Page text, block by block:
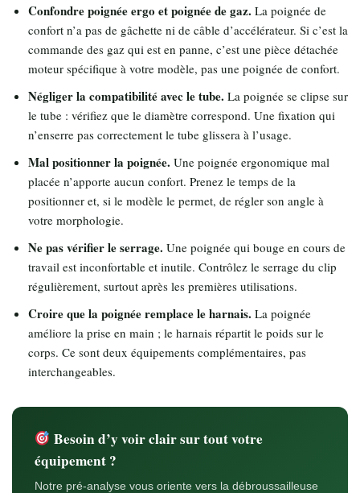
Confondre poignée ergo et poignée de gaz. La poignée de
confort n’a pas de gâchette ni de câble d’accélérateur. Si c’est la
commande des gaz qui est en panne, c’est une pièce détachée
moteur spécifique à votre modèle, pas une poignée de confort.
Négliger la compatibilité avec le tube. La poignée se clipse sur
le tube : vérifiez que le diamètre correspond. Une fixation qui
n’enserre pas correctement le tube glissera à l’usage.
Mal positionner la poignée. Une poignée ergonomique mal
placée n’apporte aucun confort. Prenez le temps de la
positionner et, si le modèle le permet, de régler son angle à
votre morphologie.
Ne pas vérifier le serrage. Une poignée qui bouge en cours de
travail est inconfortable et inutile. Contrôlez le serrage du clip
régulièrement, surtout après les premières utilisations.
Croire que la poignée remplace le harnais. La poignée
améliore la prise en main ; le harnais répartit le poids sur le
corps. Ce sont deux équipements complémentaires, pas
interchangeables.
Besoin d’y voir clair sur tout votre
équipement ?
Notre pré-analyse vous oriente vers la débroussailleuse